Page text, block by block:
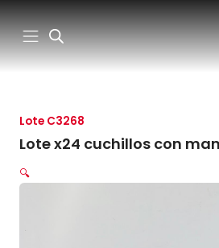
Ir
al
contenido
Lote C3268
Lote x24 cuchillos con
🔍